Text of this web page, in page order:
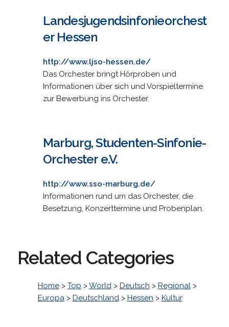
Landesjugendsinfonieorchest
er Hessen
http://www.ljso-hessen.de/
Das Orchester bringt Hörproben und
Informationen über sich und Vorspieltermine
zur Bewerbung ins Orchester.
Marburg, Studenten-Sinfonie-
Orchester e.V.
http://www.sso-marburg.de/
Informationen rund um das Orchester, die
Besetzung, Konzerttermine und Probenplan.
Related Categories
Home> Top >World> Deutsch > Regional>
Europa> Deutschland> Hessen > Kultur